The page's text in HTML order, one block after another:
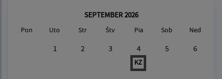
SEPTEMBER 2026
Pon Uto Str Štv Pia Sob Ned
1 2 3 4
KZ
5 6